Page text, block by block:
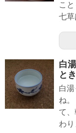
こ
七草
白
と
白
ね
て
わり